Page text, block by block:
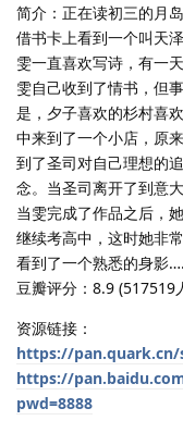
简介：正在读初三的月
借书卡上看到一个叫天
雯一直喜欢写诗，有一
雯自己收到了情书，但
是，夕子喜欢的杉村喜
中来到了一个小店，原
到了圣司对自己理想的
念。当圣司离开了到意
当雯完成了作品之后，
继续考高中，这时她非
看到了一个熟悉的身影
豆瓣评分：8.9 (517519
资源链接：
https://pan.quark.cn/
https://
pwd=8888